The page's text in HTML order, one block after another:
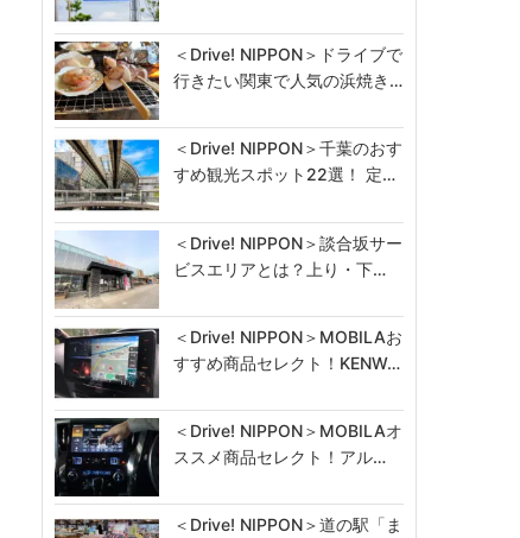
＜Drive! NIPPON＞ドライブで
行きたい関東で人気の浜焼き…
＜Drive! NIPPON＞千葉のおす
すめ観光スポット22選！ 定…
＜Drive! NIPPON＞談合坂サー
ビスエリアとは？上り・下…
＜Drive! NIPPON＞MOBILAお
すすめ商品セレクト！KENW…
＜Drive! NIPPON＞MOBILAオ
ススメ商品セレクト！アル…
＜Drive! NIPPON＞道の駅「ま